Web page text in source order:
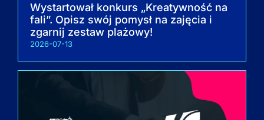
Wystartował konkurs „Kreatywność na
fali”. Opisz swój pomysł na zajęcia i
zgarnij zestaw plażowy!
2026-07-13